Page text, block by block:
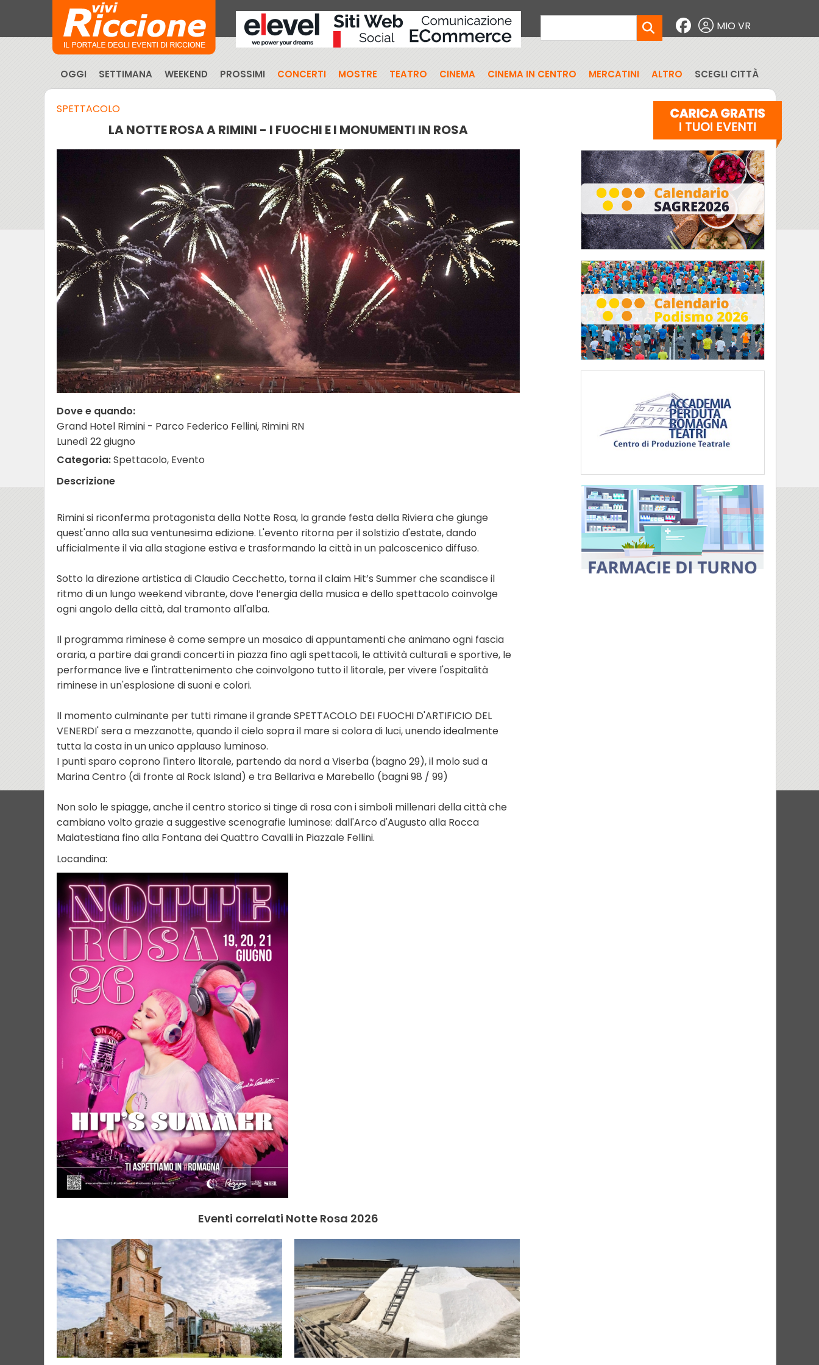
MIO VR
OGGI SETTIMANA WEEKEND PROSSIMI CONCERTI MOSTRE TEATRO CINEMA CINEMA IN CENTRO MERCATINI ALTRO SCEGLI CITTÀ
SPETTACOLO
LA NOTTE ROSA A RIMINI - I FUOCHI E I MONUMENTI IN ROSA
Dove e quando:
Grand Hotel Rimini - Parco Federico Fellini, Rimini RN
Lunedì 22 giugno
Categoria:Spettacolo, Evento
Descrizione
Rimini si riconferma protagonista della Notte Rosa, la grande festa della Riviera che giunge
quest'anno alla sua ventunesima edizione. L'evento ritorna per il solstizio d'estate, dando
ufficialmente il via alla stagione estiva e trasformando la città in un palcoscenico diffuso.
Sotto la direzione artistica di Claudio Cecchetto, torna il claim Hit’s Summer che scandisce il
ritmo di un lungo weekend vibrante, dove l’energia della musica e dello spettacolo coinvolge
ogni angolo della città, dal tramonto all'alba.
Il programma riminese è come sempre un mosaico di appuntamenti che animano ogni fascia
oraria, a partire dai grandi concerti in piazza fino agli spettacoli, le attività culturali e sportive, le
performance live e l'intrattenimento che coinvolgono tutto il litorale, per vivere l'ospitalità
riminese in un'esplosione di suoni e colori.
Il momento culminante per tutti rimane il grande SPETTACOLO DEI FUOCHI D'ARTIFICIO DEL
VENERDI' sera a mezzanotte, quando il cielo sopra il mare si colora di luci, unendo idealmente
tutta la costa in un unico applauso luminoso.
I punti sparo coprono l'intero litorale, partendo da nord a Viserba (bagno 29), il molo sud a
Marina Centro (di fronte al Rock Island) e tra Bellariva e Marebello (bagni 98 / 99)
Non solo le spiagge, anche il centro storico si tinge di rosa con i simboli millenari della città che
cambiano volto grazie a suggestive scenografie luminose: dall'Arco d'Augusto alla Rocca
Malatestiana fino alla Fontana dei Quattro Cavalli in Piazzale Fellini.
Locandina:
Eventi correlati Notte Rosa 2026